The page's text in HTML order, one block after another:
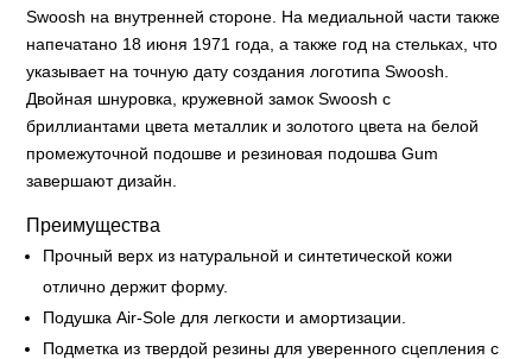
Swoosh на внутренней стороне. На медиальной части также
напечатано 18 июня 1971 года, а также год на стельках, что
указывает на точную дату создания логотипа Swoosh.
Двойная шнуровка, кружевной замок Swoosh с
бриллиантами цвета металлик и золотого цвета на белой
промежуточной подошве и резиновая подошва Gum
завершают дизайн.
Преимущества
Прочный верх из натуральной и синтетической кожи
отлично держит форму.
Подушка Air-Sole для легкости и амортизации.
Подметка из твердой резины для уверенного сцепления с